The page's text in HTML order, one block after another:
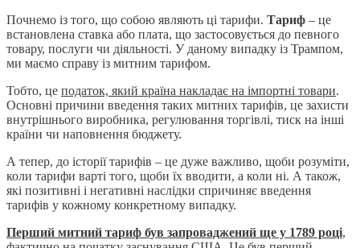
Почнемо із того, що собою являють ці тарифи. Тариф – це
встановлена ставка або плата, що застосовується до певного
товару, послуги чи діяльності. У даному випадку із Трампом,
ми маємо справу із митним тарифом.
Тобто, це податок, який країна накладає на імпортні товари.
Основні причини введення таких митних тарифів, це захисти
внутрішнього виробника, регулювання торгівлі, тиск на інші
країни чи наповнення бюджету.
А тепер, до історії тарифів – це дуже важливо, щоби розуміти,
коли тарифи варті того, щоби їх вводити, а коли ні. А також,
які позитивні і негативні наслідки спричиняє введення
тарифів у кожному конкретному випадку.
Перший митний тариф був запроваджений ще у 1789 році,